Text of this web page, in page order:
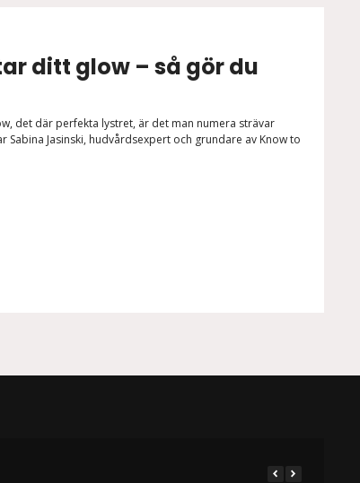
ditt glow – så gör du
det där perfekta lystret, är det man numera strävar
Sabina Jasinski, hudvårdsexpert och grundare av Know to